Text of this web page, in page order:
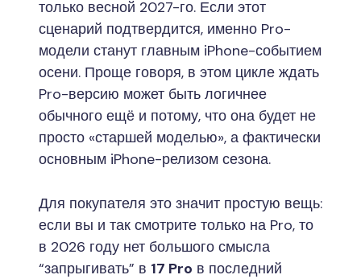
только весной 2027-го. Если этот
сценарий подтвердится, именно Pro-
модели станут главным iPhone-событием
осени. Проще говоря, в этом цикле ждать
Pro-версию может быть логичнее
обычного ещё и потому, что она будет не
просто «старшей моделью», а фактически
основным iPhone-релизом сезона.
Для покупателя это значит простую вещь:
если вы и так смотрите только на Pro, то
в 2026 году нет большого смысла
“запрыгивать” в 17 Pro в последний